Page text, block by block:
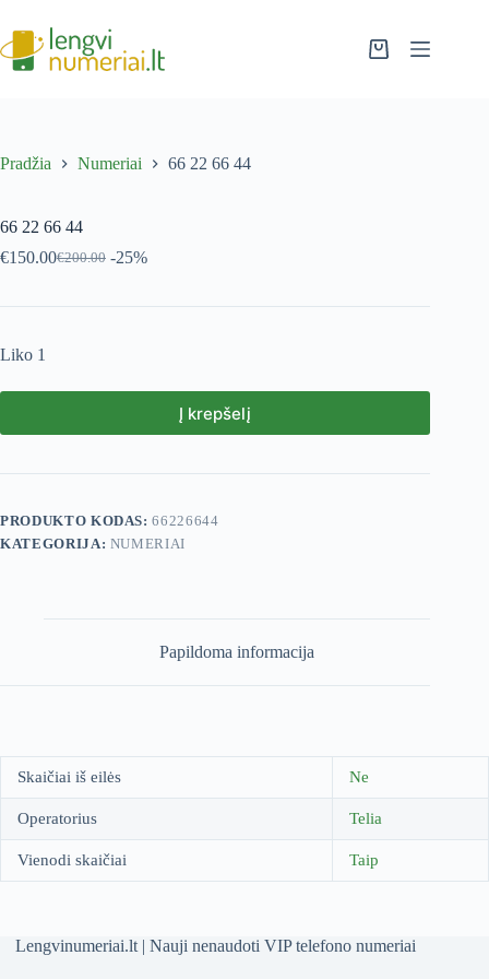
Pradžia Numeriai 66 22 66 44
66 22 66 44
€200.00
€150.00 -25%
Liko 1
Į krepšelį
PRODUKTO KODAS:66226644
KATEGORIJA: NUMERIAI
Papildoma informacija
Skaičiai iš eilės Ne
Operatorius Telia
Vienodi skaičiai Taip
Lengvinumeriai.lt | Nauji nenaudoti VIP telefono numeriai